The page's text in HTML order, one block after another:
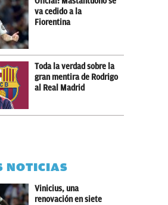
va cedido a la
Fiorentina
Toda la verdad sobre la
gran mentira de Rodrigo
al Real Madrid
NOTICIAS
Vinicius, una
renovación en siete